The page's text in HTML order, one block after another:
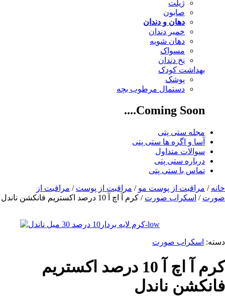
ژیلت
صابون
دهان و دندان
خمیر دندان
دهان شویه
مسواک
نخ دندان
بهداشت کودک
پوشک
دستمال مرطوب بچه
Coming Soon....
مجله ستی پتی
آسا و اگره ها ستی پتی
سوالات متداول
درباره ستی پتی
تماس با ستی پتی
خانه / مراقبت از پوست مو / مراقبت از پوست / مراقبت از
صورت / اسکراب صورت / کرم آ اچ آ 10 درصد اکستریم فانکشن ناندل
دسته: اسکراب صورت
کرم آ اچ آ 10 درصد اکستریم
فانکشن ناندل